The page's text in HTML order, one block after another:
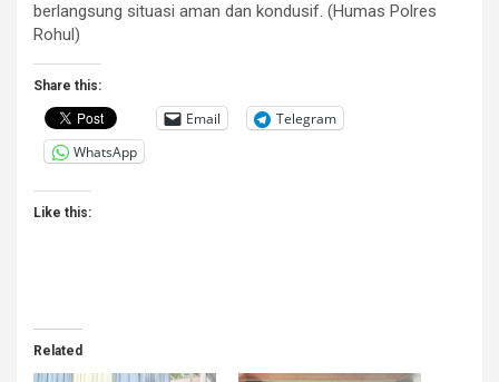
berlangsung situasi aman dan kondusif. (Humas Polres
Rohul)
Share this:
Email
Telegram
WhatsApp
Like this:
Related